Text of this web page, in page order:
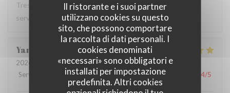
Il ristorante e i suoi partner
utilizzano cookies su questo
sito, che possono comportare
la raccolta di dati personali. I
cookies denominati
«necessari» sono obbligatori e
installati per impostazione
predefinita. Altri cookies
Tres bon restaurant, excellente cuisine et serveuse et
serveur au top
Yann
2026-07-28
- 12:15 - Ospiti 2
Servizio
Atmosfera:5/5 Cucina: 5/5 Qualità / Prezzo 4/5